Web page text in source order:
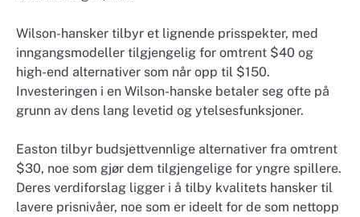
Wilson-hansker tilbyr et lignende prisspekter, med
inngangsmodeller tilgjengelig for omtrent $40 og
high-end alternativer som når opp til $150.
Investeringen i en Wilson-hanske betaler seg ofte på
grunn av dens lang levetid og ytelsesfunksjoner.
Easton tilbyr budsjettvennlige alternativer fra omtrent
$30, noe som gjør dem tilgjengelige for yngre spillere.
Deres verdiforslag ligger i å tilby kvalitets hansker til
lavere prisnivåer, noe som er ideelt for de som nettopp